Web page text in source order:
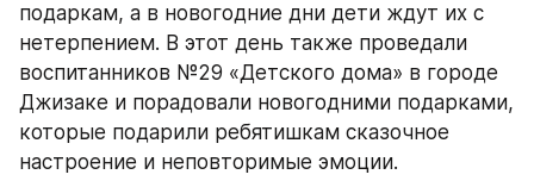
подаркам, а в новогодние дни дети ждут их с
нетерпением. В этот день также проведали
воспитанников №29 «Детского дома» в городе
Джизаке и порадовали новогодними подарками,
которые подарили ребятишкам сказочное
настроение и неповторимые эмоции.